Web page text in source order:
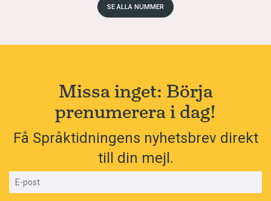
SE ALLA NUMMER
Missa inget: Börja
prenumerera i dag!
Få Språktidningens nyhetsbrev direkt
till din mejl.